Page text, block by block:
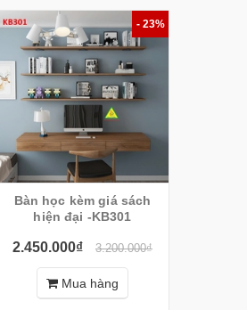
- 23%
Bàn học kèm giá sách
hiện đại -KB301
2.450.000₫ 3.200.000₫
Mua hàng